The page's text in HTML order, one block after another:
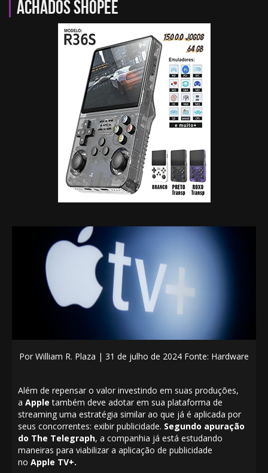
Achados Shopee
Por William R. Plaza | 31 de julho de 2024 Fonte: Hardware
Além de repensar o valor investindo em suas produções,
a Apple também deve adotar em sua plataforma de
streaming uma estratégia similar ao que já é aplicada por
seus concorrentes: exibir publicidade. Segundo apuração
do The Telegraph, a companhia já está estudando
maneiras para viabilizar a aplicação de publicidade
no Apple TV+.